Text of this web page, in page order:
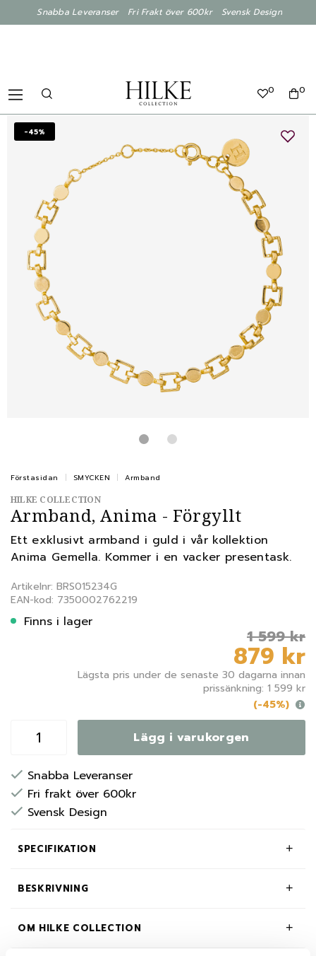
Snabba Leveranser Fri Frakt över 600kr Svensk Design
0
0
-45%
Förstasidan SMYCKEN Armband
HILKE COLLECTION
Armband, Anima - Förgyllt
Ett exklusivt armband i guld i vår kollektion
Anima Gemella. Kommer i en vacker presentask.
Artikelnr: BRS015234G
EAN-kod: 7350002762219
Finns i lager
1 599 kr
879 kr
Lägsta pris under de senaste 30 dagarna innan
prissänkning: 1 599 kr
(-45%)
Lägg i varukorgen
Snabba Leveranser
Fri frakt över 600kr
Svensk Design
SPECIFIKATION
BESKRIVNING
OM HILKE COLLECTION